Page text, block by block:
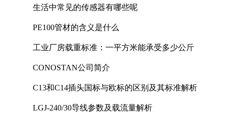
生活中常见的传感器有哪些呢
PE100管材的含义是什么
工业厂房载重标准：一平方米能承受多少公斤
CONOSTAN公司简介
C13和C14插头国标与欧标的区别及其标准解析
LGJ-240/30导线参数及载流量解析